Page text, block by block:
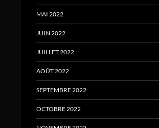
MAI 2022
JUIN 2022
JUILLET 2022
AOÛT 2022
SEPTEMBRE 2022
OCTOBRE 2022